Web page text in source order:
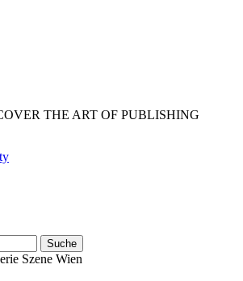
THE ART OF PUBLISHING
Szene Wien